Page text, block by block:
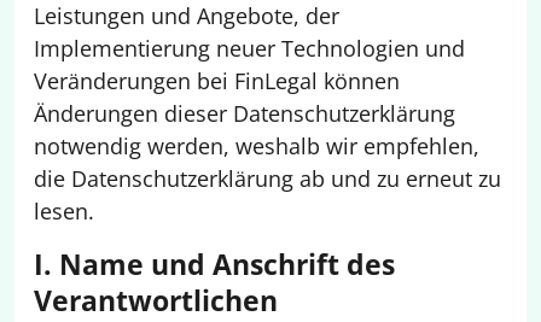
Leistungen und Angebote, der
Implementierung neuer Technologien und
Veränderungen bei FinLegal können
Änderungen dieser Datenschutz­erklärung
notwendig werden, weshalb wir empfehlen,
die Datenschutzerklärung ab und zu erneut zu
lesen.
I. Name und Anschrift des
Verantwortlichen